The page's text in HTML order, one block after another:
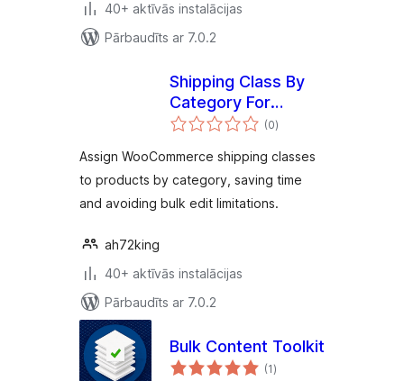
40+ aktīvās instalācijas
Pārbaudīts ar 7.0.2
Shipping Class By
Category For
Woocommerce
(0vērtējumu
kopsumma
)
Assign WooCommerce shipping classes
to products by category, saving time
and avoiding bulk edit limitations.
ah72king
40+ aktīvās instalācijas
Pārbaudīts ar 7.0.2
Bulk Content Toolkit
(1vērtējumu
kopsumma
)